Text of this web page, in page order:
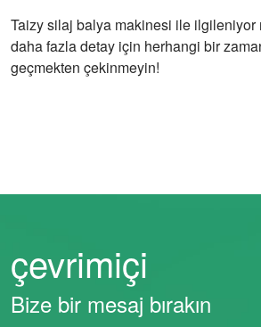
Taizy silaj balya makinesi ile ilgileniyor
daha fazla detay için herhangi bir
geçmekten çekinmeyin!
çevrimiçi
Bize bir mesaj bırakın